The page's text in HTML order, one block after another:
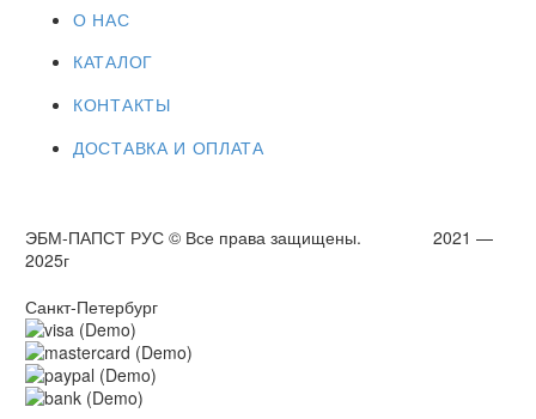
О НАС
КАТАЛОГ
КОНТАКТЫ
ДОСТАВКА И ОПЛАТА
ЭБМ-ПАПСТ РУС © Все права защищены. 2021 —
2025г
Санкт-Петербург